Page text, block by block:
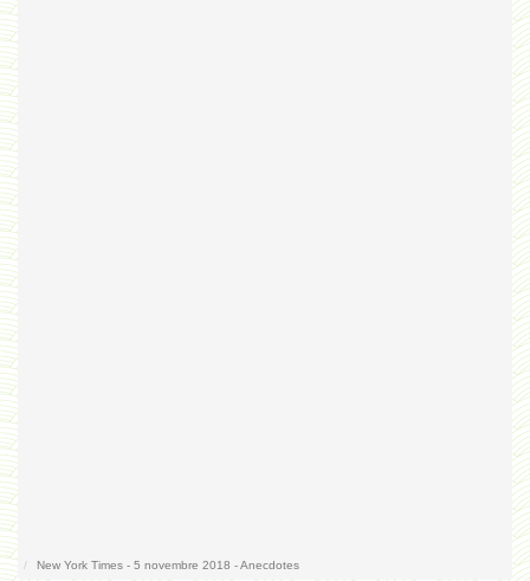
New York Times - 5 novembre 2018 - Anecdotes